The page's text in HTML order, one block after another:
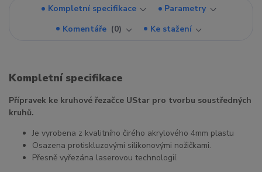
Kompletní specifikace
Parametry
Komentáře
0 Ke stažení
Kompletní specifikace
Přípravek ke kruhové řezačce UStar pro tvorbu soustředných
kruhů.
Je vyrobena z kvalitního čirého akrylového 4mm plastu
Osazena protiskluzovými silikonovými nožičkami.
Přesně vyřezána laserovou technologií.